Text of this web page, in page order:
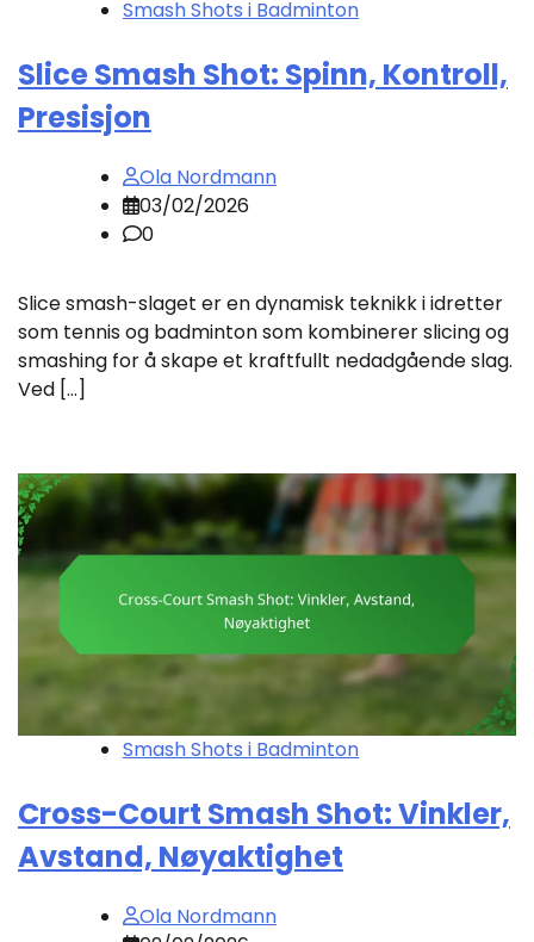
Smash Shots i Badminton
Slice Smash Shot: Spinn, Kontroll,
Presisjon
Ola Nordmann
03/02/2026
0
Slice smash-slaget er en dynamisk teknikk i idretter
som tennis og badminton som kombinerer slicing og
smashing for å skape et kraftfullt nedadgående slag.
Ved […]
Smash Shots i Badminton
Cross-Court Smash Shot: Vinkler,
Avstand, Nøyaktighet
Ola Nordmann